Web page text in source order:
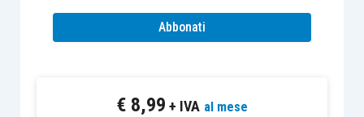
attività principale o di interesse generale
o come attività diversa e secondaria?
Abbonati
€ 8,99 + IVA al mese